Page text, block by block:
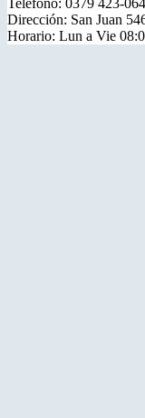
Teléfono: 0379 423-
Dirección: San Juan
Horario: Lun a Vie